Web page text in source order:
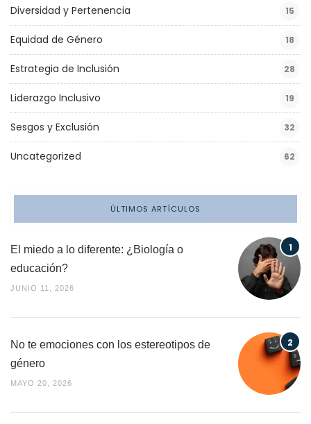
Diversidad y Pertenencia 15
Equidad de Género 18
Estrategia de Inclusión 28
Liderazgo Inclusivo 19
Sesgos y Exclusión 32
Uncategorized 62
ÚLTIMOS ARTÍCULOS
El miedo a lo diferente: ¿Biología o
educación?
JUNIO 11, 2026
No te emociones con los estereotipos de
género
MAYO 20, 2026